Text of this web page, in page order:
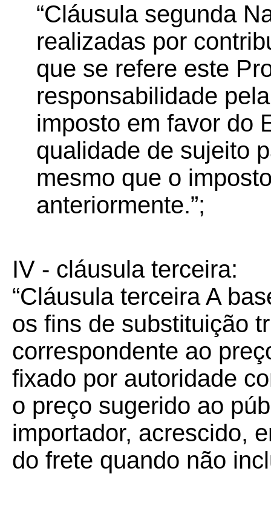
“Cláusula segunda
realizadas por
que se refere este
responsabilidade
imposto em favor do
qualidade de sujeito
mesmo que o
anteriormente.”;
IV - cláusula terceira:
“Cláusula terceira A
os fins de substituição
correspondente ao
fixado por autoridade
o preço sugerido ao
importador, acrescido,
do frete quando não